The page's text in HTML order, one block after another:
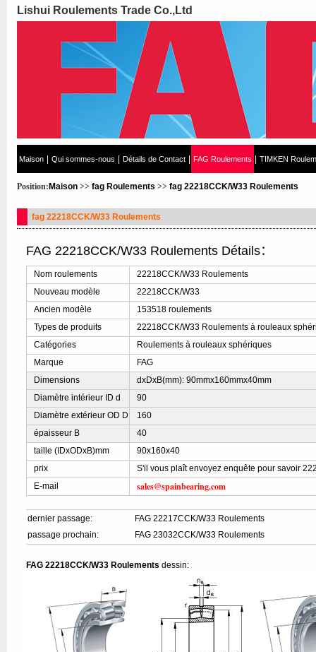
Lishui Roulements Trade Co.,Ltd
Maison Qui sommes-nous Détails de Contact FAG Roulements TIMKEN
Position: Maison >> fag Roulements >> fag 22218CCK/W33 Roulements
fag 22218CCK/W33 Roulements
FAG 22218CCK/W33 Roulements Détails：
Nom roulements
22218CCK/W33 Roulements
Nouveau modèle
22218CCK/W33
Ancien modèle
153518 roulements
Types de produits
22218CCK/W33 Roulements à rouleaux
Catégories
Roulements à rouleaux sphériques
Marque
FAG
Dimensions
dxDxB(mm): 90mmx160mmx40mm
Diamètre intérieur ID d
90
Diamètre extérieur OD D
160
épaisseur B
40
taille (IDxODxB)mm
90x160x40
prix
S'il vous plaît envoyez enquête pour savoir
E-mail
sales@spainbearing.com
dernier passage:
FAG 22217CCK/W33 Roulements
passage prochain:
FAG 23032CCK/W33 Roulements
FAG 22218CCK/W33 Roulements dessin: